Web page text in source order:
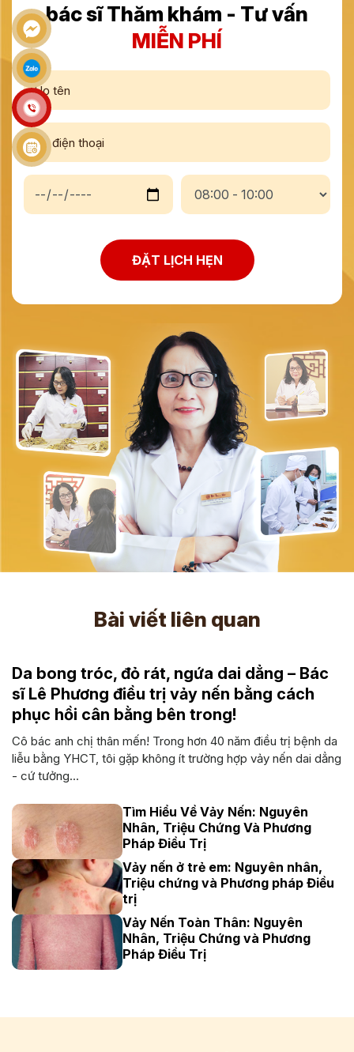
bác sĩ Thăm khám - Tư vấn
MIỄN PHÍ
ĐẶT LỊCH HẸN
Bài viết liên quan
Da bong tróc, đỏ rát, ngứa dai dẳng – Bác
sĩ Lê Phương điều trị vảy nến bằng cách
phục hồi cân bằng bên trong!
Cô bác anh chị thân mến! Trong hơn 40 năm điều trị bệnh da
liễu bằng YHCT, tôi gặp không ít trường hợp vảy nến dai dẳng
- cứ tưởng...
Tìm Hiểu Về Vảy Nến: Nguyên
Nhân, Triệu Chứng Và Phương
Pháp Điều Trị
Vảy nến ở trẻ em: Nguyên nhân,
Triệu chứng và Phương pháp Điều
trị
Vảy Nến Toàn Thân: Nguyên
Nhân, Triệu Chứng và Phương
Pháp Điều Trị